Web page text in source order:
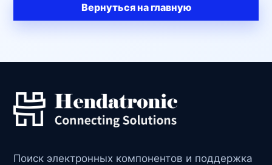
Вернуться на главную
Поиск электронных компонентов и поддержка